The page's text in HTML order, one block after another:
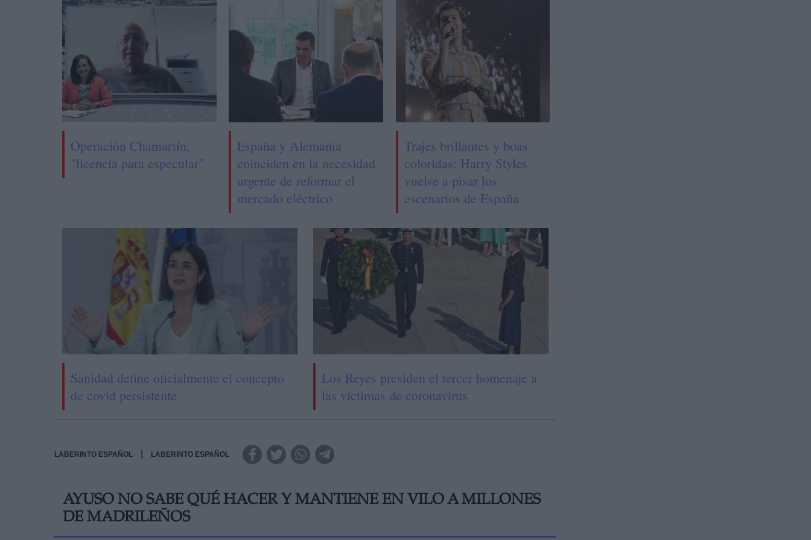
Operación Chamartín,
"licencia para especular"
España y Alemania
coinciden en la necesidad
urgente de reformar el
mercado eléctrico
Trajes brillantes y boas
coloridas: Harry Styles
vuelve a pisar los
escenarios de España
Sanidad define oficialmente el concepto
de covid persistente
Los Reyes presiden el tercer homenaje a
las víctimas de coronavirus
LABERINTO ESPAÑOL LABERINTO ESPAÑOL
AYUSO NO SABE QUÉ HACER Y MANTIENE EN VILO A MILLONES
DE MADRILEÑOS